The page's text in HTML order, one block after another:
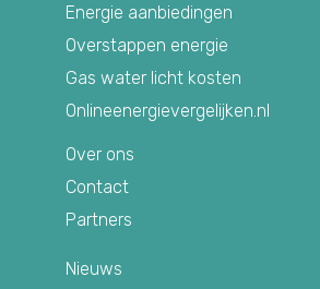
Energie aanbiedingen
Overstappen energie
Gas water licht kosten
Onlineenergievergelijken.nl
Over ons
Contact
Partners
Nieuws